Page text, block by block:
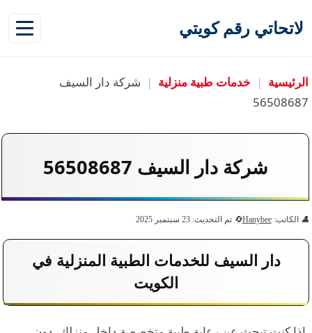
لاتحاتي رقم كويتي
الرئيسية | خدمات طبية منزلية | شركة دار السيف
56508687
شركة دار السيف 56508687
الكاتب:Hanybee تم التحديث: 23 سبتمبر 2025
دار السيف للخدمات الطبية المنزلية في
الكويت